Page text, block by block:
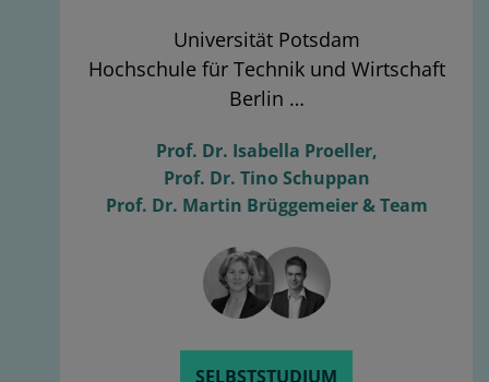
Universität Potsdam
Hochschule für Technik und Wirtschaft
Berlin …
Prof. Dr. Isabella Proeller,
Prof. Dr. Tino Schuppan
Prof. Dr. Martin Brüggemeier & Team
SELBSTSTUDIUM